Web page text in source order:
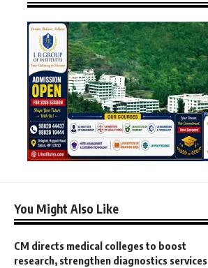
You Might Also Like
CM directs medical colleges to boost
research, strengthen diagnostics services